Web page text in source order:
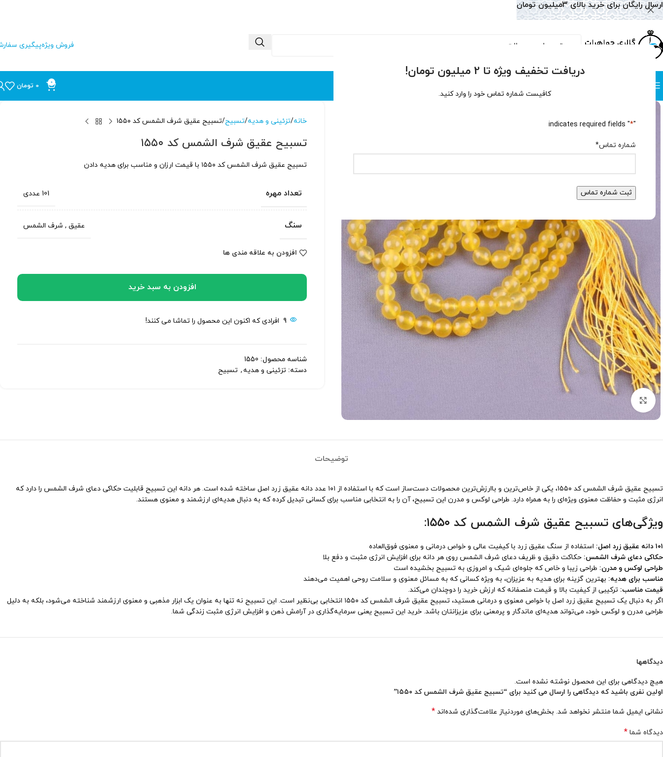
دریافت تخفیف ویژه تا 2 میلیون تومان!
کافیست شماره تماس خود را وارد کنید.
"
*
" indicates required fields
شماره تماس*
فروش ویژهپیگیری
0
0 تومان
برای بزرگنمایی کلیک کنید
خانه تزئینی و هدیه تسبیح تسبیح عقیق شرف الشمس کد ۱۵۵۰
تسبیح عقیق شرف الشمس کد ۱۵۵۰
تسبیح عقیق شرف الشمس کد ۱۵۵۰ با قیمت ارزان و مناسب برای هدیه دادن
تعداد مهره 101 عددی
سنگ عقیق , شرف الشمس
افزودن به علاقه مندی ها
افزودن به سبد خرید
9 افرادی که اکنون این محصول را تماشا می کنند!
شناسه محصول: 1550
دسته: تزئینی و هدیه , تسبیح
توضیحات
تسبیح عقیق شرف الشمس کد ۱۵۵۰، یکی از خاص‌ترین و باارزش‌ترین محصولات دست‌ساز است که با استفاده از ۱۰۱ عدد دانه عقیق زرد اصل ساخته شده است. هر دانه این تسبیح قابلیت حکاکی دعای شرف الشمس را دارد که
انرژی مثبت و حفاظت معنوی ویژه‌ای را به همراه دارد. طراحی لوکس و مدرن این تسبیح، آن را به انتخابی مناسب برای کسانی تبدیل کرده که به دنبال هدیه‌ای ارزشمند و معنوی هستند.
ویژگی‌های تسبیح عقیق شرف الشمس کد ۱۵۵۰:
۱۰۱ دانه عقیق زرد اصل:
استفاده از سنگ عقیق زرد با کیفیت عالی و خواص درمانی و معنوی فوق‌العاده
حکاکی دعای شرف الشمس: حکاکت دقیق و ظریف دعای شرف الشمس روی هر دانه برای افزایش انرژی مثبت و دفع بلا
طراحی لوکس و مدرن: طراحی زیبا و خاص که جلوه‌ای شیک و امروزی به تسبیح بخشیده است
مناسب برای هدیه: بهترین گزینه برای هدیه به عزیزان، به ویژه کسانی که به مسائل معنوی و سلامت روحی اهمیت می‌دهند
قیمت مناسب: ترکیبی از کیفیت بالا و قیمت منصفانه که ارزش خرید را دوچندان می‌کند.
اگر به دنبال یک تسبیح عقیق زرد اصل با خواص معنوی و درمانی هستید، تسبیح عقیق شرف الشمس کد ۱۵۵۰ انتخابی بی‌نظیر است. این تسبیح نه تنها به عنوان یک ابزار مذهبی و معنوی ارزشمند شناخته می‌شود، بلکه به دلیل
طراحی مدرن و لوکس خود، می‌تواند هدیه‌ای ماندگار و پرمعنی برای عزیزانتان باشد. خرید این تسبیح یعنی سرمایه‌گذاری در آرامش ذهن و افزایش انرژی مثبت زندگی شما.
دیدگاهها
هیچ دیدگاهی برای این محصول نوشته نشده است.
اولین نفری باشید که دیدگاهی را ارسال می کنید برای “تسبیح عقیق شرف الشمس کد ۱۵۵۰”
نشانی ایمیل شما منتشر نخواهد شد. بخش‌های موردنیاز علامت‌گذاری شده‌اند *
دیدگاه شما *
ارسال رایگان برای خرید بالای 3میلیون تومان